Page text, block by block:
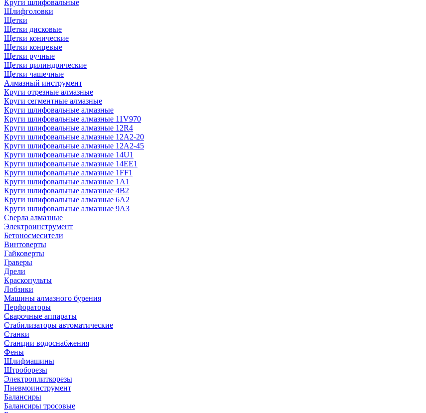
Круги шлифовальные
Шлифголовки
Щетки
Щетки дисковые
Щетки конические
Щетки концевые
Щетки ручные
Щетки цилиндрические
Щетки чашечные
Алмазный инструмент
Круги отрезные алмазные
Круги сегментные алмазные
Круги шлифовальные алмазные
Круги шлифовальные алмазные 11V970
Круги шлифовальные алмазные 12R4
Круги шлифовальные алмазные 12А2-20
Круги шлифовальные алмазные 12А2-45
Круги шлифовальные алмазные 14U1
Круги шлифовальные алмазные 14ЕЕ1
Круги шлифовальные алмазные 1FF1
Круги шлифовальные алмазные 1А1
Круги шлифовальные алмазные 4В2
Круги шлифовальные алмазные 6A2
Круги шлифовальные алмазные 9А3
Сверла алмазные
Электроинструмент
Бетоносмесители
Винтоверты
Гайковерты
Граверы
Дрели
Краскопульты
Лобзики
Машины алмазного бурения
Перфораторы
Сварочные аппараты
Стабилизаторы автоматические
Станки
Станции водоснабжения
Фены
Шлифмашины
Штроборезы
Электроплиткорезы
Пневмоинструмент
Балансиры
Балансиры тросовые